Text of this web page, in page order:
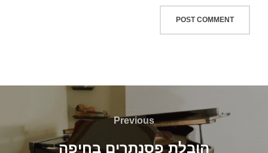
Previous
Previous
הובלת פסנתרים בחיפה